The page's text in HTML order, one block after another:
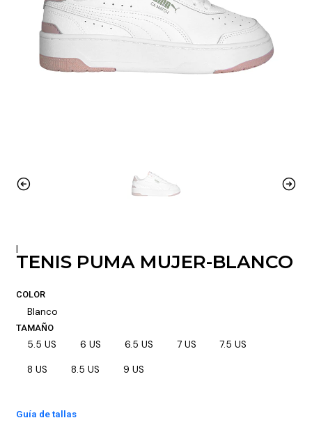
|
TENIS PUMA MUJER-BLANCO
COLOR
Blanco
TAMAÑO
5.5 US 6 US 6.5 US 7 US 7.5 US
8 US 8.5 US 9 US
Guía de tallas